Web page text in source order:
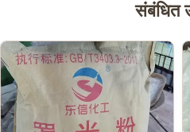
संबंधित